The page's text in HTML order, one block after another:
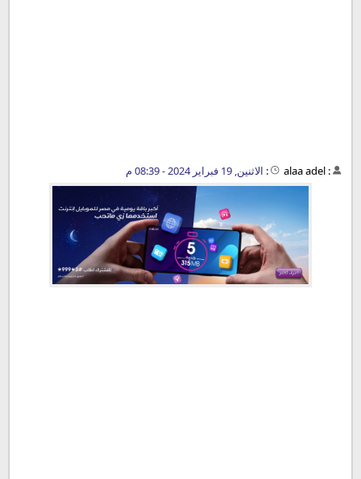
:
alaa adel
: الاثنين, 19 فبراير 2024 - 08:39 م